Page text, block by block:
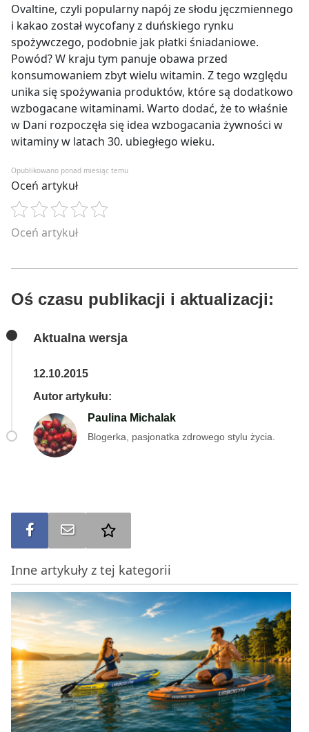
Ovaltine, czyli popularny napój ze słodu jęczmiennego
i kakao został wycofany z duńskiego rynku
spożywczego, podobnie jak płatki śniadaniowe.
Powód?W kraju tym panuje obawa przed
konsumowaniem zbyt wielu witamin. Z tego względu
unika się spożywania produktów, które są dodatkowo
wzbogacane witaminami. Warto dodać, że to właśnie
w Dani rozpoczęła się idea wzbogacania żywności w
witaminy w latach 30. ubiegłego wieku.
Opublikowano ponad miesiąc temu
Oceń artykuł
Oceń artykuł
Oś czasu publikacji i aktualizacji:
Aktualna wersja
12.10.2015
Autor artykułu:
Paulina Michalak
Blogerka, pasjonatka zdrowego stylu życia.
Udostępnij na FBWyślij na e-mail
Inne artykuły z tej kategorii